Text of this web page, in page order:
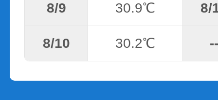
8/9 30.9℃ 8/
8/10 30.2℃ --